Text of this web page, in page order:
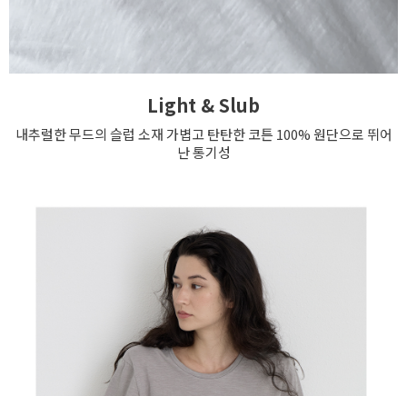
Light & Slub
내추럴한 무드의 슬럽 소재 가볍고 탄탄한 코튼 100% 원단으로 뛰어
난 통기성